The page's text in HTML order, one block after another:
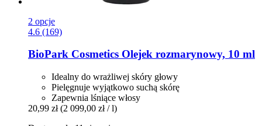
2 opcje
4.6 (169)
BioPark Cosmetics Olejek rozmarynowy, 10 ml
Idealny do wrażliwej skóry głowy
Pielęgnuje wyjątkowo suchą skórę
Zapewnia lśniące włosy
20,99 zł (2 099,00 zł / l)